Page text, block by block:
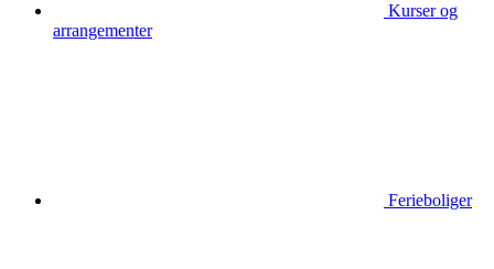
Kurser og
arrangementer
Ferieboliger